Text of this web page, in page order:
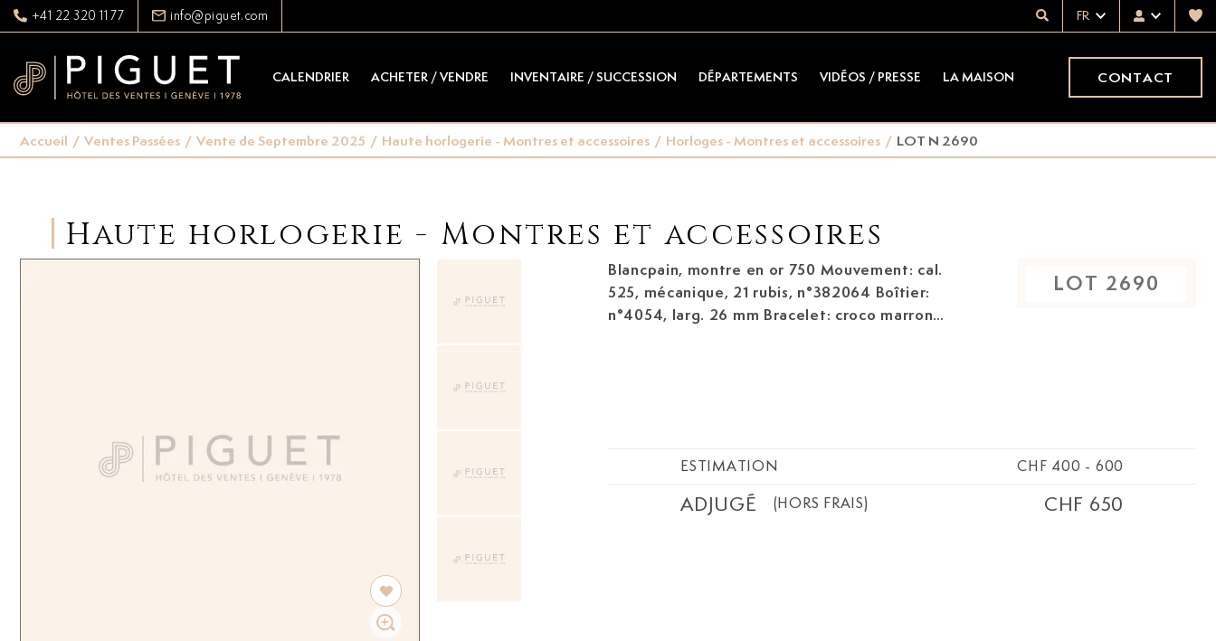
+41 22 320 11 77 info@piguet.com FR
CALENDRIER ACHETER / VENDRE INVENTAIRE / SUCCESSION DÉPARTEMENTS VIDÉOS / PRESSE LA MAISON CONTACT
Accueil / Ventes Passées / Vente de Septembre 2025 / Haute horlogerie - Montres et accessoires / Horloges - Montres et accessoires / LOT N 2690
Haute horlogerie - Montres et accessoires
Blancpain, montre en or 750 Mouvement: cal.
525, mécanique, 21 rubis, n°382064 Boîtier:
n°4054, larg. 26 mm Bracelet: croco marron
LOT 2690
ESTIMATION CHF 400 - 600
ADJUGÉ (HORS FRAIS) CHF 650